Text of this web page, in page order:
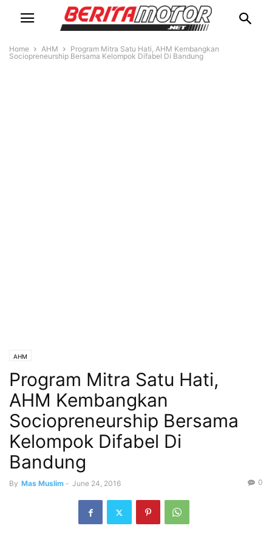
Home AHM
Program Mitra Satu Hati, AHM Kembangkan
Sociopreneurship Bersama Kelompok Difabel Di Bandung
AHM
Program Mitra Satu Hati,
AHM Kembangkan
Sociopreneurship Bersama
Kelompok Difabel Di
Bandung
By Mas Muslim - June 24, 2016 0